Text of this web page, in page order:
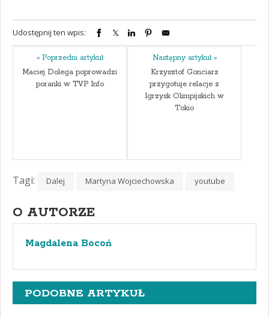
Udostępnij ten wpis:
« Poprzedni artykuł
Maciej Dolega poprowadzi
poranki w TVP Info
Następny artykuł »
Krzysztof Gonciarz
przygotuje relacje z
Igrzysk Olimpijskich w
Tokio
Tagi: Dalej Martyna Wojciechowska youtube
O AUTORZE
Magdalena Bocoń
PODOBNE ARTYKUŁ